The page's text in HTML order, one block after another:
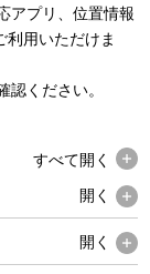
アプリ、位置情報
利用いただけま
ください。
すべて開く
開く
開く